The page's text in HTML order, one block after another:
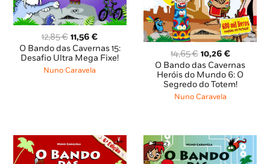
12,85€ O
preço
original
era:
11,56€O
preço
atual
O Bando das Cavernas 15:
Desafio Ultra Mega Fixe!
Nuno Caravela
14,65€ O
preço
original
era:
14,65 €.
10,26 €O
preço
atual
é:
O Bando das Cavernas
Heróis do Mundo 6: O
Segredo do Totem!
Nuno Caravela